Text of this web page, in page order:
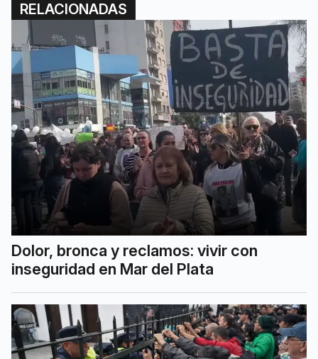
RELACIONADAS
Dolor, bronca y reclamos: vivir con
inseguridad en Mar del Plata